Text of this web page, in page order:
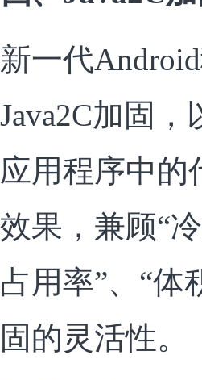
新一代
Java2C加固
应用程序中的
效果，兼顾“
占用率”、“体
固的灵活性。